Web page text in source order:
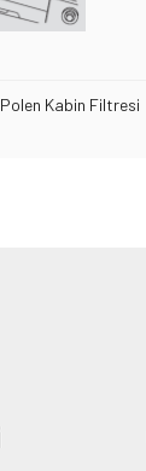
Polen Kabin Filtresi